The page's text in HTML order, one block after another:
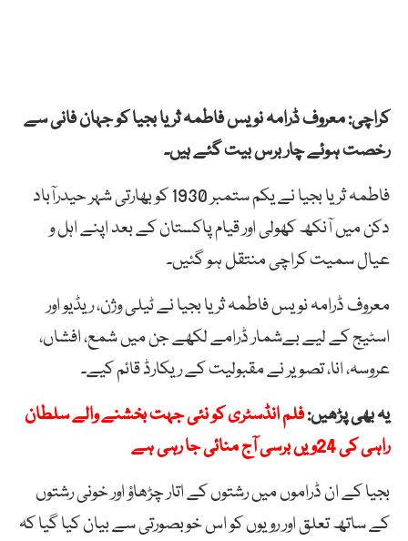
کراچی: معروف ڈرامہ نویس فاطمہ ثریا بجیا کو جہان فانی سے
رخصت ہوئے چار برس بیت گئے ہیں۔
فاطمہ ثریا بجیا نے یکم ستمبر 1930 کو بھارتی شہر حیدرآباد
دکن میں آنکھ کھولی اور قیام پاکستان کے بعد اپنے اہل و
عیال سمیت کراچی منتقل ہو گئیں۔
معروف ڈرامہ نویس فاطمہ ثریا بجیا نے ٹیلی وژن، ریڈیو اور
اسٹیج کے لیے بےشمار ڈرامے لکھے جن میں شمع، افشاں،
عروسہ، انا، تصویر نے مقبولیت کے ریکارڈ قائم کیے۔
یہ بھی پڑھیں:فلم انڈسٹری کو نئی جہت بخشنے والے سلطان
راہی کی 24ویں برسی آج منائی جا رہی ہے
بجیا کے ان ڈراموں میں رشتوں کے اتار چڑھاؤ اور خونی رشتوں
کے ساتھ تعلق اور رویوں کو اس خوبصورتی سے بیان کیا گیا کہ